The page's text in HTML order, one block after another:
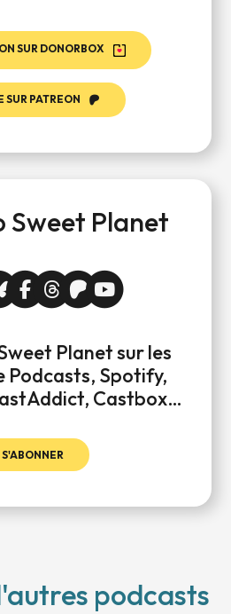
SUR DONORBOX
SUR PATREON
Sweet Planet
Planet sur les
Podcasts, Spotify,
Castbox…
S'ABONNER
podcasts